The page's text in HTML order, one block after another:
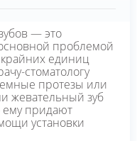
— это
проблемой
крайних единиц
стоматологу
протезы или
жевательный зуб
ему придают
установки